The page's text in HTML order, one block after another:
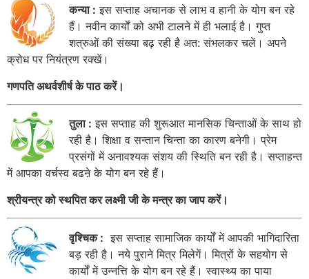
कन्या : इस सप्ताह अचानक से लाभ व हानी के योग बन रहे
हैं। नवीन कार्यों को अभी टालने में ही भलाई है। गुप्त
शत्रुओं की संख्या बढ़ रही है अत: संभलकर चलें। अपने
क्रोध पर नियंत्रण रक्खें।
गणपति अथर्वशीर्ष के पाठ करें।
तुला : इस सप्ताह की शुरूआत मानसिक चिन्ताओं के साथ हो
रही है। शिक्षा व सन्तान चिन्ता का कारण बनेगी। प्रेम
प्रसंगों में अनावश्यक संशय की स्थिति बन रही है। सप्ताहन्त
में आपका वर्चस्व बढऩे के योग बन रहे हैं।
श्रीयन्त्र को स्थपित कर लक्ष्मी जी के मन्त्र का जाप करें।
वृश्चिक : इस सप्ताह सामाजिक कार्यों में आपकी भागिदारिता
बड़ रही है। नये पुराने मित्र मिलेगें। मित्रों के सहयोग से
कार्यों में उन्नत्ति के योग बन रहे हैं। स्वास्थ्य का पाया